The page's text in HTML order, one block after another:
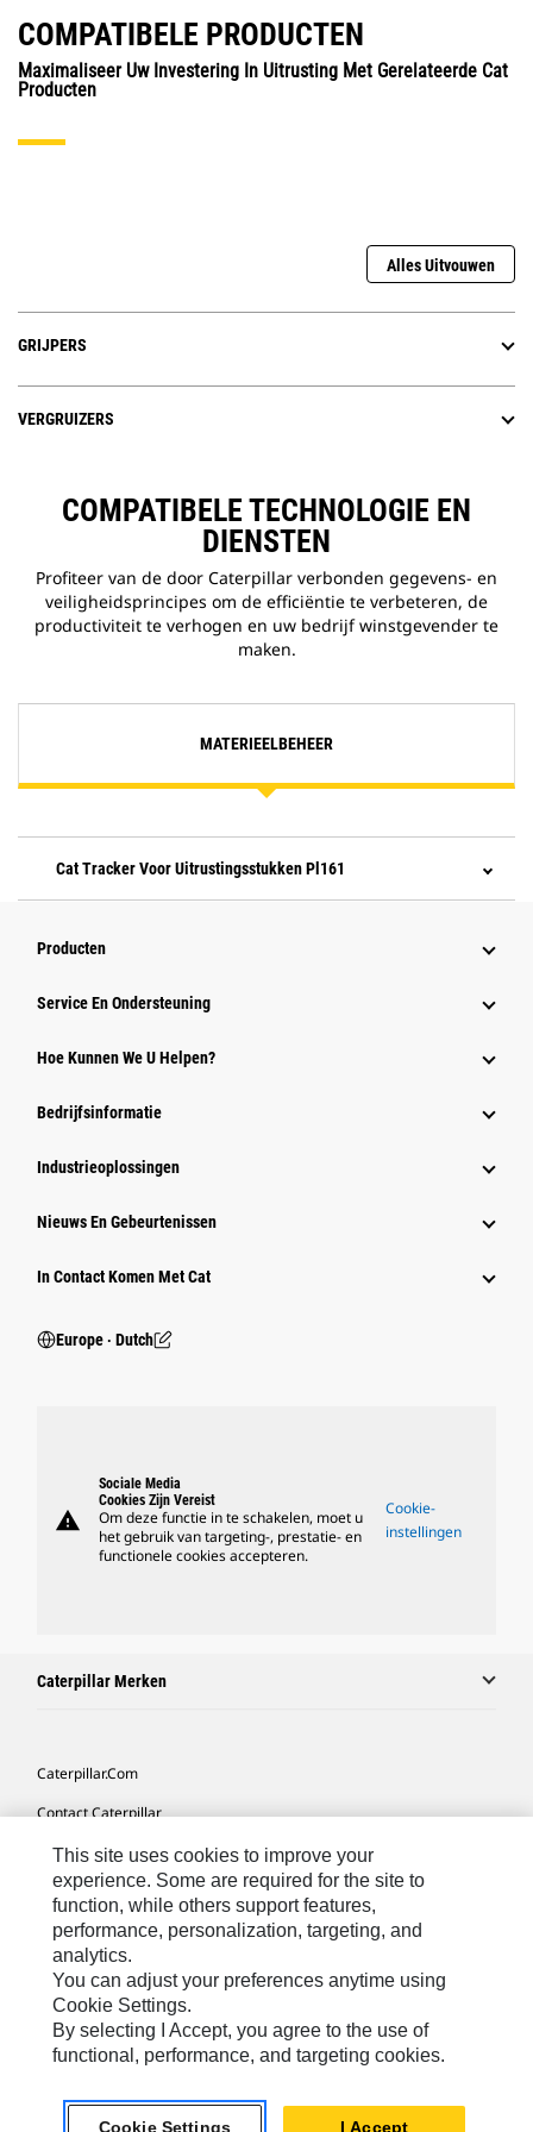
COMPATIBELE PRODUCTEN
Maximaliseer Uw Investering In Uitrusting Met Gerelateerde Cat
Producten
Alles Uitvouwen
GRIJPERS
VERGRUIZERS
COMPATIBELE TECHNOLOGIE EN
DIENSTEN
Profiteer van de door Caterpillar verbonden gegevens- en
veiligheidsprincipes om de efficiëntie te verbeteren, de
productiviteit te verhogen en uw bedrijf winstgevender te
maken.
MATERIEELBEHEER
Cat Tracker Voor Uitrustingsstukken Pl161
Producten
Service En Ondersteuning
Hoe Kunnen We U Helpen?
Bedrijfsinformatie
Industrieoplossingen
Nieuws En Gebeurtenissen
In Contact Komen Met Cat
Europe ‧ Dutch
warning
Sociale Media
Cookies Zijn Vereist
Om deze functie in te schakelen, moet u
het gebruik van targeting-, prestatie- en
functionele cookies accepteren.
Cookie-
instellingen
Caterpillar Merken
Caterpillar.com
Contact Caterpillar
Mijn Marketingvoorkeuren
Site Map
Cookie Settings
Legal
Privacy
Europe-Dutch© 2026 Caterpillar. Alle rechten voorbehouden.
This site uses cookies to improve your
experience. Some are required for the site to
function, while others support features,
performance, personalization, targeting, and
analytics.
You can adjust your preferences anytime using
Cookie Settings.
By selecting I Accept, you agree to the use of
functional, performance, and targeting cookies.
Cookie Settings I Accept